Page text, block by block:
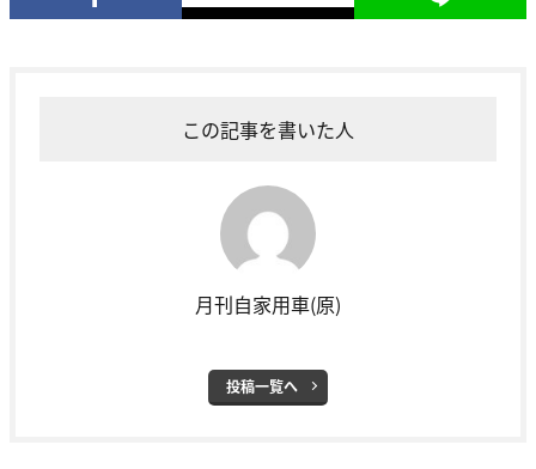
この記事を書いた人
月刊自家用車(原)
投稿一覧へ